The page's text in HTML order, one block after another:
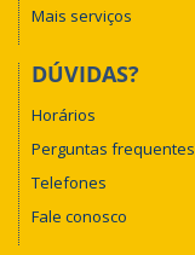
Mais serviços
DÚVIDAS?
Horários
Perguntas frequentes
Telefones
Fale conosco